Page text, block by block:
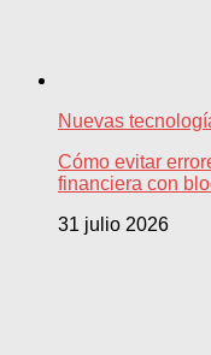
Nuevas
Cómo evitar
financiera con
31 julio 2026